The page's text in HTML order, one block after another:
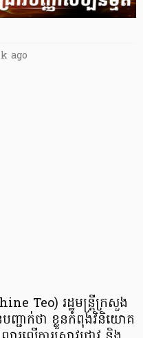
ago
Teo) រដ្ឋមន្ត្រីក្រសួង
ជាក់ថា ខ្លួនកំពុងវិនិយោគ